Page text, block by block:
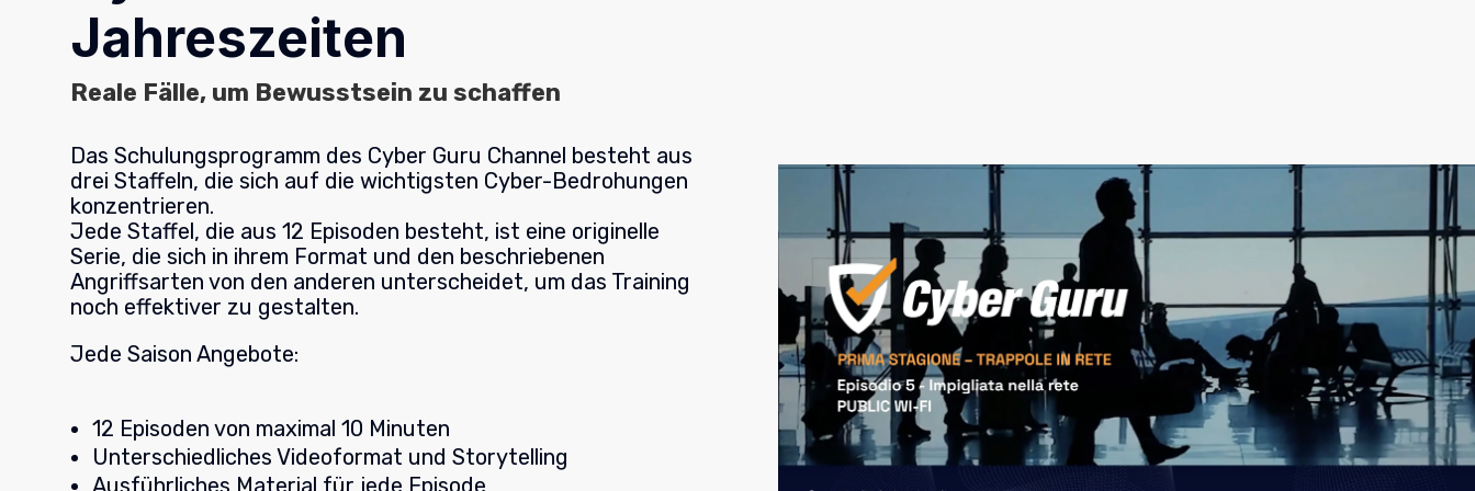
Jahreszeiten
Reale Fälle, um Bewusstsein zu schaffen
Das Schulungsprogramm des Cyber Guru Channel besteht aus
drei Staffeln, die sich auf die wichtigsten Cyber-Bedrohungen
konzentrieren.
Jede Staffel, die aus 12 Episoden besteht, ist eine originelle
Serie, die sich in ihrem Format und den beschriebenen
Angriffsarten von den anderen unterscheidet, um das Training
noch effektiver zu gestalten.
Jede Saison Angebote:
12 Episoden von maximal 10 Minuten
Unterschiedliches Videoformat und Storytelling
Ausführliches Material für jede Episode